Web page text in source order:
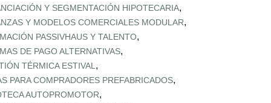
Y SEGMENTACIÓN HIPOTECARIA,
Y MODELOS COMERCIALES MODULAR,
PASSIVHAUS Y TALENTO,
DE PAGO ALTERNATIVAS,
TÉRMICA ESTIVAL ,
PARA COMPRADORES PREFABRICADOS,
AUTOPROMOTOR,